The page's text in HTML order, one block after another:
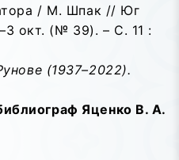
/ М. Шпак // Юг
окт. (№ 39). – С. 11 :
(1937–2022).
Яценко В. А.